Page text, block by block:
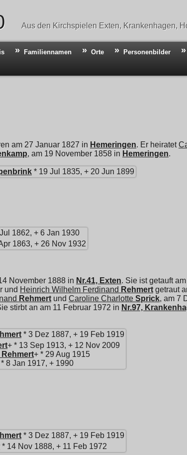
Aus den Kirchspielen Exten, Krankenhagen,
Familiennamen Orte Personenbilder
am 27 Januar 1827 in Hemeringen. Er heiratet
, am 19 November 1858 in Hemeringen.
* 19 Jul 1835, + 20 Jun 1899
1862, + 6 Jan 1930
1863, + 26 Nov 1932
November 1888 in Nr.41, Exten. Sie ist getauft
und Heinrich Wilhelm Ferdinand Rehmert getraut
Rehmert und Caroline Charlotte Sprick, am 7
stirbt an am 11 Februar 1972 in Nr.97,
* 3 Dez 1887, + 19 Feb 1919
+ * 13 Sep 1913, + 12 Nov 2009
Rehmert+ * 29 Aug 1915
8 Jan 1917, + 1990
* 3 Dez 1887, + 19 Feb 1919
* 14 Nov 1888, + 11 Feb 1972